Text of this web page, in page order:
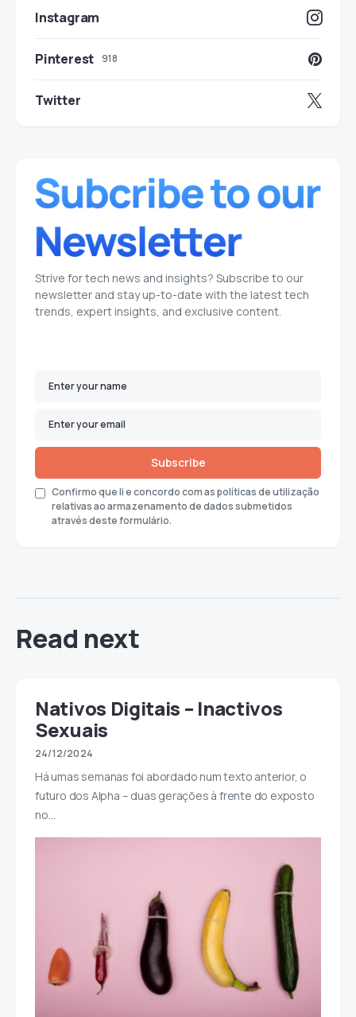
Instagram
Pinterest 918
Twitter
Strive for tech news and insights? Subscribe to our
newsletter and stay up-to-date with the latest tech
trends, expert insights, and exclusive content.
Subscribe
Confirmo que li e concordo com as políticas de utilização
relativas ao armazenamento de dados submetidos
através deste formulário.
Read next
Nativos Digitais – Inactivos
Sexuais
24/12/2024
Há umas semanas foi abordado num texto anterior, o
futuro dos Alpha – duas gerações à frente do exposto
no…